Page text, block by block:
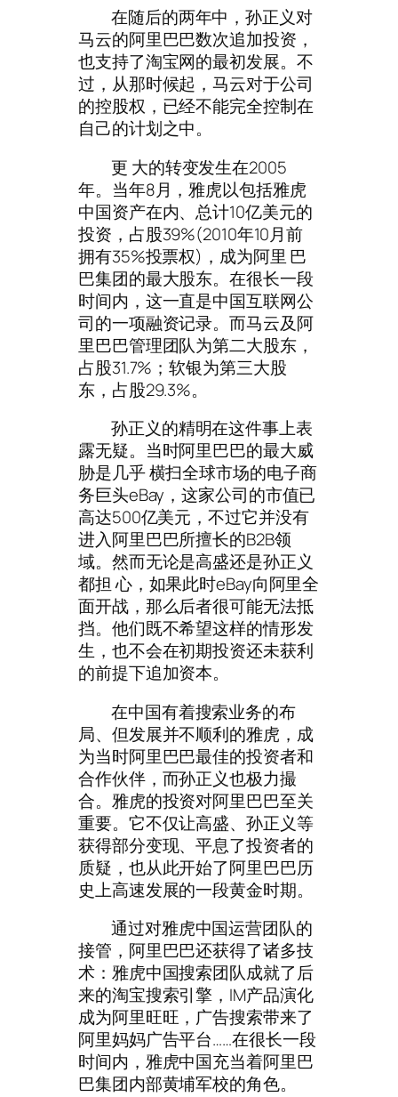
在随后的两年中，孙正义对
马云的阿里巴巴数次追加投资，
也支持了淘宝网的最初发展。不
过，从那时候起，马云对于公司
的控股权，已经不能完全控制在
自己的计划之中。
更 大的转变发生在2005
年。当年8月，雅虎以包括雅虎
中国资产在内、总计10亿美元的
投资，占股39%(2010年10月前
拥有35%投票权)，成为阿里 巴
巴集团的最大股东。在很长一段
时间内，这一直是中国互联网公
司的一项融资记录。而马云及阿
里巴巴管理团队为第二大股东，
占股31.7%；软银为第三大股
东，占股29.3%。
孙正义的精明在这件事上表
露无疑。当时阿里巴巴的最大威
胁是几乎 横扫全球市场的电子商
务巨头eBay，这家公司的市值已
高达500亿美元，不过它并没有
进入阿里巴巴所擅长的B2B领
域。然而无论是高盛还是孙正义
都担 心，如果此时eBay向阿里全
面开战，那么后者很可能无法抵
挡。他们既不希望这样的情形发
生，也不会在初期投资还未获利
的前提下追加资本。
在中国有着搜索业务的布
局、但发展并不顺利的雅虎，成
为当时阿里巴巴最佳的投资者和
合作伙伴，而孙正义也极力撮
合。雅虎的投资对阿里巴巴至关
重要。它不仅让高盛、孙正义等
获得部分变现、平息了投资者的
质疑，也从此开始了阿里巴巴历
史上高速发展的一段黄金时期。
通过对雅虎中国运营团队的
接管，阿里巴巴还获得了诸多技
术：雅虎中国搜索团队成就了后
来的淘宝搜索引擎，IM产品演化
成为阿里旺旺，广告搜索带来了
阿里妈妈广告平台……在很长一段
时间内，雅虎中国充当着阿里巴
巴集团内部黄埔军校的角色。